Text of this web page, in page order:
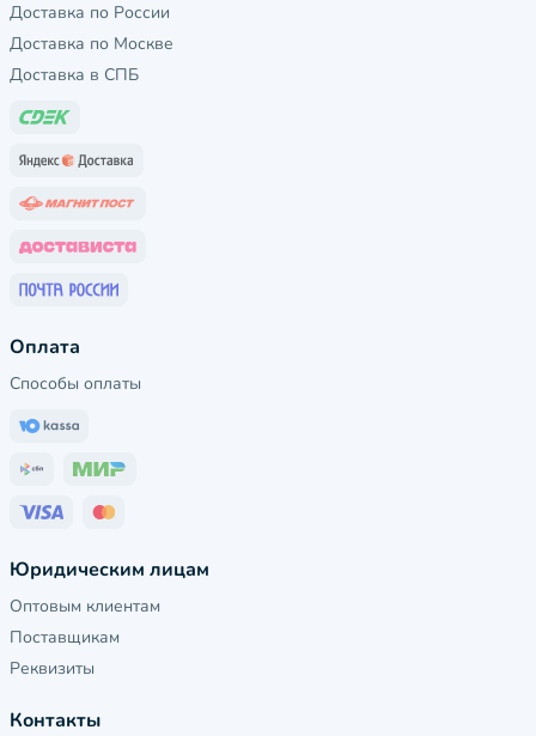
Доставка по России
Доставка по Москве
Доставка в СПБ
Оплата
Способы оплаты
Юридическим лицам
Оптовым клиентам
Поставщикам
Реквизиты
Контакты